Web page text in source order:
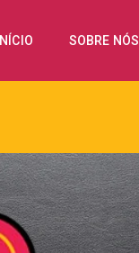
INÍCIO SOBRE NÓS